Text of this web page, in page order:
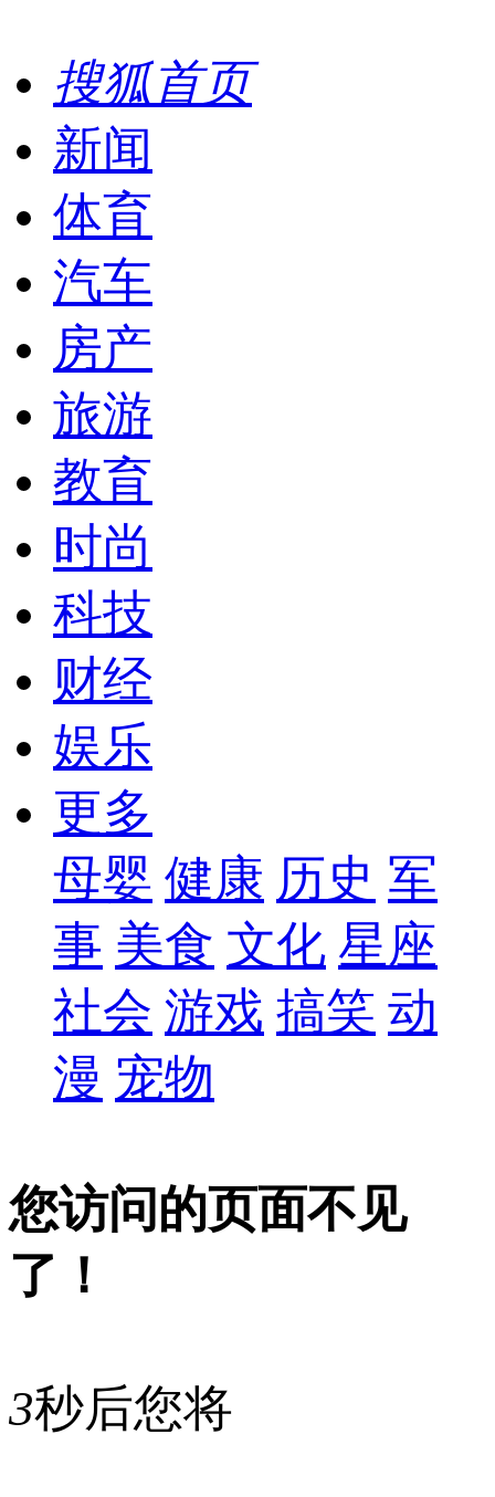
搜狐首页
新闻
体育
汽车
房产
旅游
教育
时尚
科技
财经
娱乐
更多
母婴 健康 历史 军
事 美食 文化 星座
社会 游戏 搞笑 动
漫 宠物
您访问的页面不见
了！
3秒后您将